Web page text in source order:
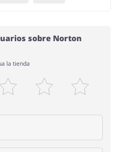
sobre Norton
la tienda